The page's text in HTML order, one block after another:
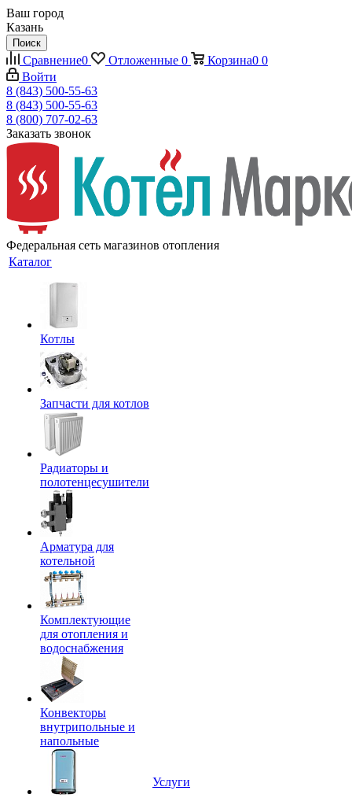
Ваш город
Казань
Поиск
Сравнение0 Отложенные 0 Корзина0 0
Войти
8 (843) 500-55-63
8 (843) 500-55-63
8 (800) 707-02-63
Заказать звонок
Федеральная сеть магазинов отопления
Каталог
Котлы
Запчасти для котлов
Радиаторы и
полотенцесушители
Арматура для
котельной
Комплектующие
для отопления и
водоснабжения
Конвекторы
внутрипольные и
напольные
Услуги